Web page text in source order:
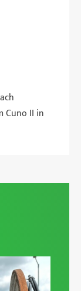
Cuno II in